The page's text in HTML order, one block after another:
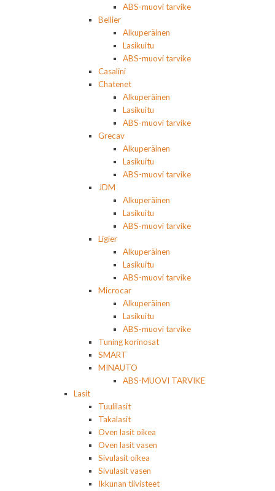
ABS-muovi tarvike
Bellier
Alkuperäinen
Lasikuitu
ABS-muovi tarvike
Casalini
Chatenet
Alkuperäinen
Lasikuitu
ABS-muovi tarvike
Grecav
Alkuperäinen
Lasikuitu
ABS-muovi tarvike
JDM
Alkuperäinen
Lasikuitu
ABS-muovi tarvike
Ligier
Alkuperäinen
Lasikuitu
ABS-muovi tarvike
Microcar
Alkuperäinen
Lasikuitu
ABS-muovi tarvike
Tuning korinosat
SMART
MINAUTO
ABS-MUOVI TARVIKE
Lasit
Tuulilasit
Takalasit
Oven lasit oikea
Oven lasit vasen
Sivulasit oikea
Sivulasit vasen
Ikkunan tiivisteet